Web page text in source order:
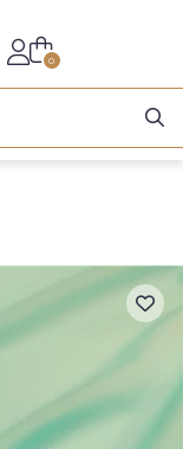
0